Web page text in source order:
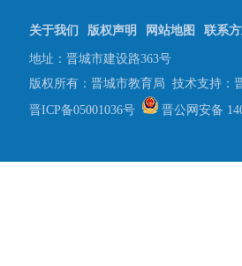
关于我们 版权声明 网站地图 联系
地址：晋城市建设路363号
版权所有：晋城市教育局 技术支持：
晋ICP备05001036号
晋公网安备